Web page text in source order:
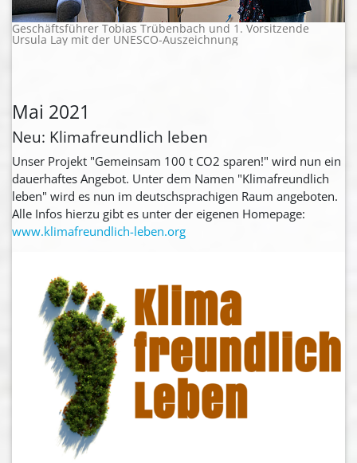
Geschäftsführer Tobias Trübenbach und 1. Vorsitzende
Ursula Lay mit der UNESCO-Auszeichnung
Mai 2021
Neu: Klimafreundlich leben
Unser Projekt "Gemeinsam 100 t CO2 sparen!" wird nun ein
dauerhaftes Angebot. Unter dem Namen "Klimafreundlich
leben" wird es nun im deutschsprachigen Raum angeboten.
Alle Infos hierzu gibt es unter der eigenen Homepage:
www.klimafreundlich-leben.org